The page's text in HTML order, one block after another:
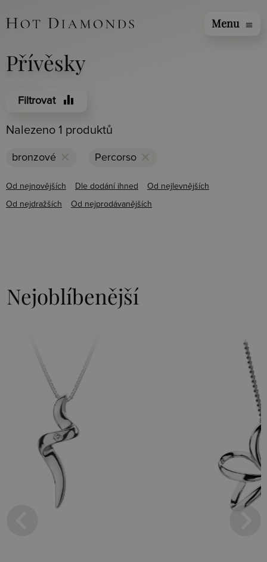
Menu menu
Přívěsky
Filtrovat equalizer
Nalezeno 1 produktů
bronzové clear Percorso clear
Od nejnovějších Dle dodání ihned Od nejlevnějších
Od nejdražších Od nejprodávanějších
Nejoblíbenější